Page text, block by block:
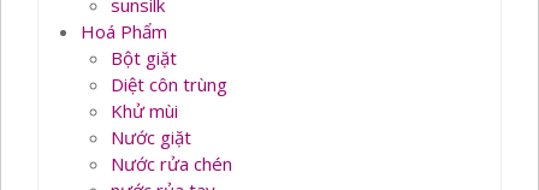
sunsilk
Hoá Phẩm
Bột giặt
Diệt côn trùng
Khử mùi
Nước giặt
Nước rửa chén